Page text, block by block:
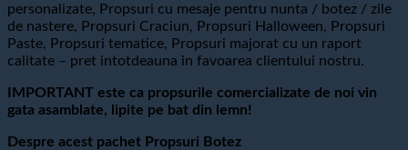
personalizate, Propsuri cu mesaje pentru nunta / botez / zile
de nastere, Propsuri Craciun, Propsuri Halloween, Propsuri
Paste, Propsuri tematice, Propsuri majorat cu un raport
calitate – pret intotdeauna in favoarea clientului nostru.
IMPORTANT este ca propsurile comercializate de noi vin
gata asamblate, lipite pe bat din lemn!
Despre acest pachet Propsuri Botez